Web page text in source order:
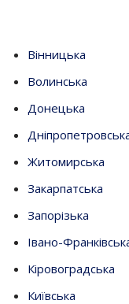
Вінницька
Волинська
Донецька
Житомирська
Закарпатська
Запорізька
Івано-
Кіровоградська
Київська